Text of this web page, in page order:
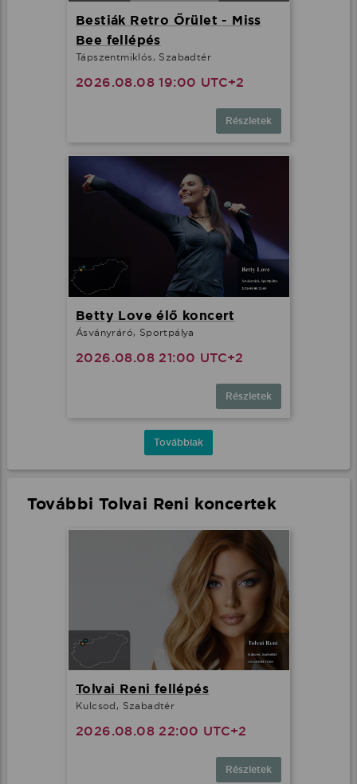
Bestiák Retro Őrület - Miss
Bee fellépés
Tápszentmiklós, Szabadtér
2026.08.08 19:00 UTC+2
Részletek
Betty Love élő koncert
Ásványráró, Sportpálya
2026.08.08 21:00 UTC+2
Részletek
Továbbiak
További Tolvai Reni koncertek
Tolvai Reni fellépés
Kulcsod, Szabadtér
2026.08.08 22:00 UTC+2
Részletek